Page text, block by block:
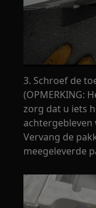
3. Schroef de
(OPMERKING:
zorg dat u iets
achtergebleven
Vervang de
meegeleverde